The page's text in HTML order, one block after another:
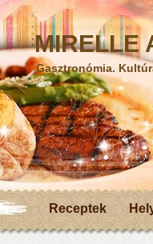
MIRELLE
Gasztronómia.
Receptek